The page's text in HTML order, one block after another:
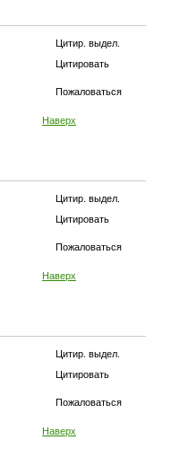
Цитир. выдел.
Цитировать
Пожаловаться
Наверх
Цитир. выдел.
Цитировать
Пожаловаться
Наверх
Цитир. выдел.
Цитировать
Пожаловаться
Наверх